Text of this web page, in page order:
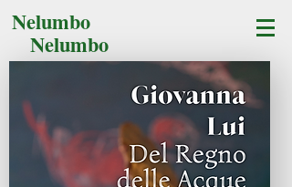
Nelumbo
Nelumbo